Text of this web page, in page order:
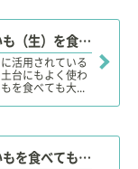
【獣医師監修】犬がじゃがいも（生）を食べても大丈夫？メリット
活用されている
台にもよく使わ
を食べても大...
【獣医師監修】犬がさつまいもを食べても大丈夫？カロリーや糖分